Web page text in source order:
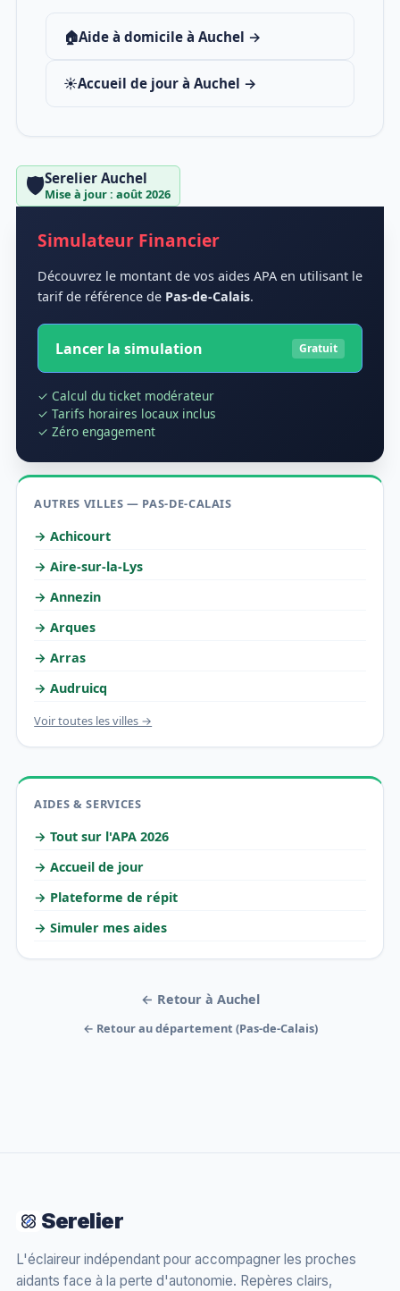
🏠Aide à domicile à Auchel →
☀️Accueil de jour à Auchel →
🛡️Serelier Auchel
Mise à jour : août 2026
Simulateur Financier
Découvrez le montant de vos aides APA en utilisant le
tarif de référence de Pas-de-Calais.
Lancer la simulation Gratuit
✓ Calcul du ticket modérateur
✓ Tarifs horaires locaux inclus
✓ Zéro engagement
AUTRES VILLES — PAS-DE-CALAIS
→ Achicourt
→ Aire-sur-la-Lys
→ Annezin
→ Arques
→ Arras
→ Audruicq
Voir toutes les villes →
AIDES & SERVICES
→ Tout sur l'APA 2026
→ Accueil de jour
→ Plateforme de répit
→ Simuler mes aides
← Retour à Auchel
← Retour au département (Pas-de-Calais)
Serelier
L'éclaireur indépendant pour accompagner les proches
aidants face à la perte d'autonomie. Repères clairs,